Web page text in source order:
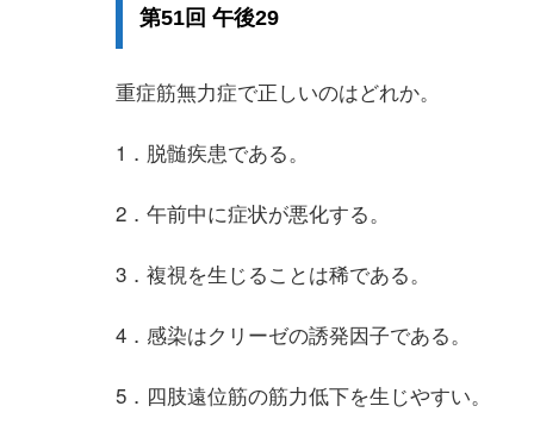
第51回 午後29
重症筋無力症で正しいのはどれか。
1．脱髄疾患である。
2．午前中に症状が悪化する。
3．複視を生じることは稀である。
4．感染はクリーゼの誘発因子である。
5．四肢遠位筋の筋力低下を生じやすい。